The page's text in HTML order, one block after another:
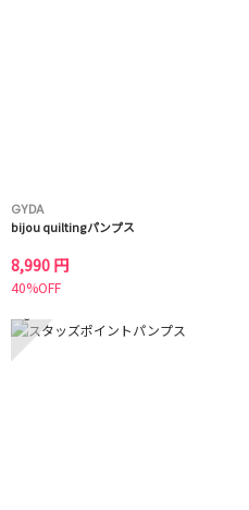
GYDA
bijou quiltingパンプス
8,990 円
40%OFF
8